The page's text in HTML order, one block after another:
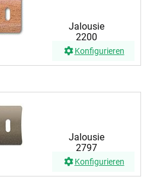
Jalousie
2200
Konfigurieren
Jalousie
2797
Konfigurieren